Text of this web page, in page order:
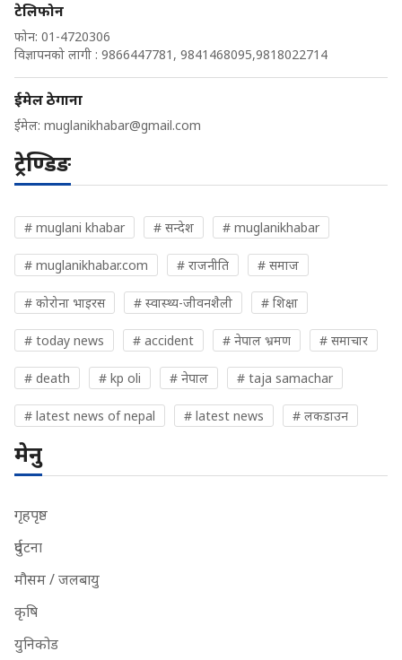
टेलिफोन
फोन: 01-4720306
विज्ञापनको लागी : 9866447781, 9841468095,9818022714
ईमेल ठेगाना
ईमेल: muglanikhabar@gmail.com
ट्रेण्डिङ
# muglani khabar # सन्देश # muglanikhabar
# muglanikhabar.com # राजनीति # समाज
# कोरोना भाइरस # स्वास्थ्य-जीवनशैली # शिक्षा
# today news # accident # नेपाल भ्रमण # समाचार
# death # kp oli # नेपाल # taja samachar
# latest news of nepal # latest news # लकडाउन
मेनु
गृहपृष्ठ
दुर्घटना
मौसम / जलबायु
कृषि
युनिकोड